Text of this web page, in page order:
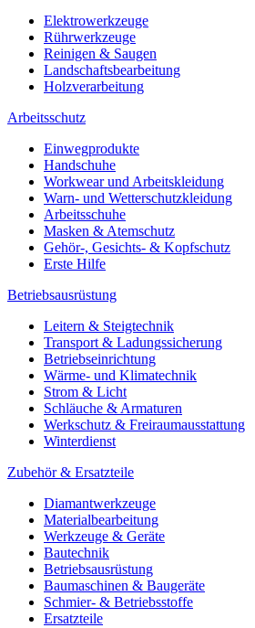
Elektrowerkzeuge
Rührwerkzeuge
Reinigen & Saugen
Landschaftsbearbeitung
Holzverarbeitung
Arbeitsschutz
Einwegprodukte
Handschuhe
Workwear und Arbeitskleidung
Warn- und Wetterschutzkleidung
Arbeitsschuhe
Masken & Atemschutz
Gehör-, Gesichts- & Kopfschutz
Erste Hilfe
Betriebsausrüstung
Leitern & Steigtechnik
Transport & Ladungssicherung
Betriebseinrichtung
Wärme- und Klimatechnik
Strom & Licht
Schläuche & Armaturen
Werkschutz & Freiraumausstattung
Winterdienst
Zubehör & Ersatzteile
Diamantwerkzeuge
Materialbearbeitung
Werkzeuge & Geräte
Bautechnik
Betriebsausrüstung
Baumaschinen & Baugeräte
Schmier- & Betriebsstoffe
Ersatzteile